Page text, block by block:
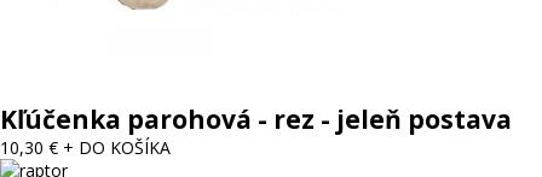
Kľúčenka parohová - rez - jeleň postava
10,30 € + DO KOŠÍKA